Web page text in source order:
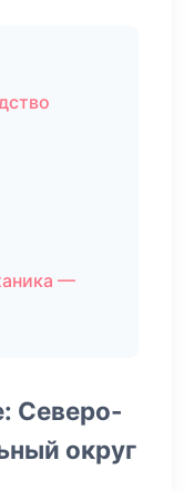
—
Северо-
округ